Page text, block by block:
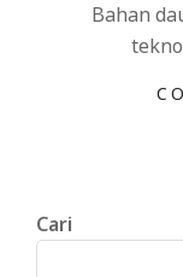
Bahan
Cari